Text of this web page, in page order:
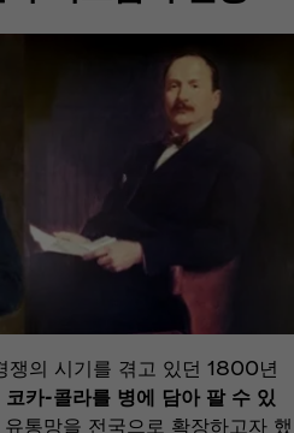
쟁의 시기를 겪고 있던 1800년
코카-콜라를 병에 담아 팔 수 있
통망을 전국으로 확장하고자 했